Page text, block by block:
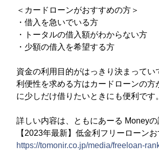
＜カードローンがおすすめの方＞
・借入を急いでいる方
・トータルの借入額がわからない方
・少額の借入を希望する方
資金の利用目的がはっきり決まってい
利便性を求める方はカードローンの
に少しだけ借りたいときにも便利です。
詳しい内容は、ともにあーる Moneyの
【2023年最新】低金利フリーローン
https://tomonir.co.jp/media/freeloan-